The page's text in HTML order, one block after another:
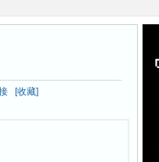
[收藏]